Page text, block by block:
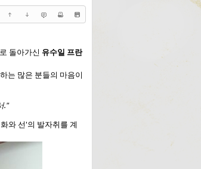
돌아가신 유수일 프란
는 많은 분들의 마음이
."
와 선'의 발자취를 계